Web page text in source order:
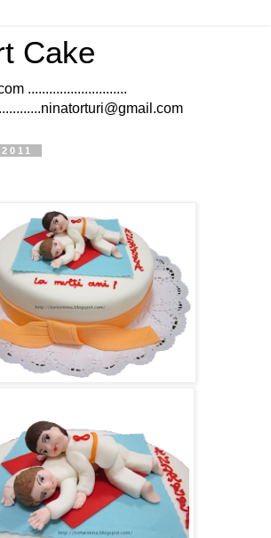
Cake
............................